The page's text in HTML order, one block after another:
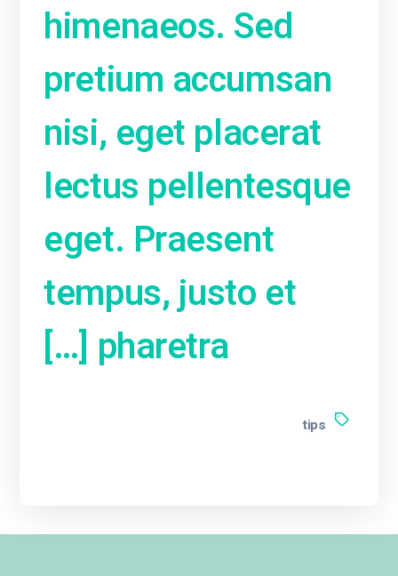
himenaeos. Sed
pretium accumsan
nisi, eget placerat
lectus pellentesque
eget. Praesent
tempus, justo et
pharetra […]
tips